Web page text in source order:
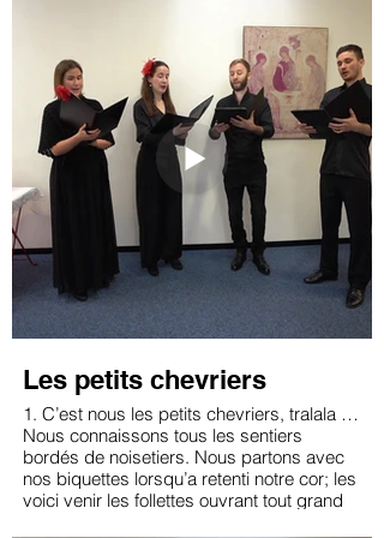
2. Accepte l’hommage, qui sous chaque
devant ton image, s’élève vers toi.
3. Donne à nos paroisses la foi, la ferveur,
que toujours y croisse l’Amour du Sauveur.
7. À l’heure dernière, ferme-nous les yeux.
et que tes prières, nous ouvrent les Cieux.
9. Gloire à Dieu le Père, gloire à Jésus-
Christ. Au ciel et sur terre, gloire au Saint-
Les petits chevriers
1. C’est nous les petits chevriers, tralala …
Nous connaissons tous les sentiers
bordés de noisetiers. Nous partons avec
nos biquettes lorsqu’a retenti notre cor; les
voici venir les follettes ouvrant tout grand